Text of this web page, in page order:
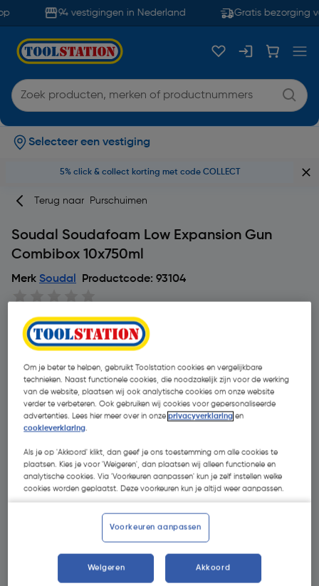
94 vestigingen in Nederland Gratis bezorging
Selecteer een vestiging
5% click & collect korting met code COLLECT
Terug naar Purschuimen
Soudal Soudafoam Low Expansion Gun
Combibox 10x750ml
Merk Soudal Productcode: 93104
€ 125,00 | Excl. btw € 103,31
Om je beter te helpen, gebruikt Toolstation cookies en vergelijkbare
technieken. Naast functionele cookies, die noodzakelijk zijn voor de werking
van de website, plaatsen wij ook analytische cookies om onze website
verder te verbeteren. Ook gebruiken wij cookies voor gepersonaliseerde
advertenties. Lees hier meer over in onzeprivacyverklaring en
cookieverklaring.
Als je op 'Akkoord' klikt, dan geef je ons toestemming om alle cookies te
plaatsen. Kies je voor 'Weigeren', dan plaatsen wij alleen functionele en
analytische cookies. Via 'Voorkeuren aanpassen' kun je zelf instellen welke
cookies worden geplaatst. Deze voorkeuren kun je altijd weer aanpassen.
Voorkeuren aanpassen
Weigeren Akkoord